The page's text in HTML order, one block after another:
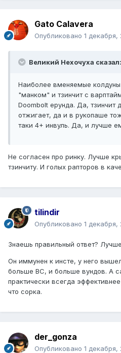
Gato Calavera
Опубликовано 1 декабря,
Великий Нехочуха сказал:
Наиболее вменяемые
"манком" и тзинчит с
Doombolt ерунда. Да, тзинчит
отжигает, да и в рукопаше
таки 4+ инвуль. Да, и лучше
Не согласен про ринку. Лучше
тзинчиту. И голых рапторов в
tilindir
Опубликовано 1 декабря,
Знаешь правильный ответ?
Он иммунен к инсте, у него
больше ВС, и больше вундов. А
практически всегда
что сорка.
der_gonza
Опубликовано 1 декабря,